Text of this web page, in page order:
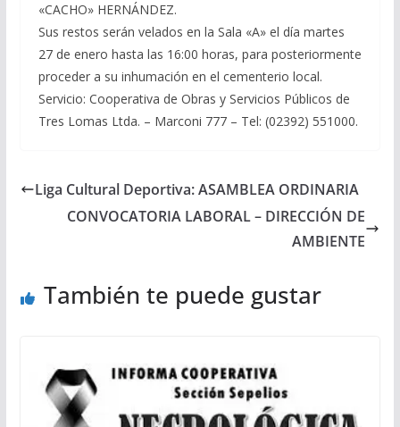
«CACHO» HERNÁNDEZ.
Sus restos serán velados en la Sala «A» el día martes
27 de enero hasta las 16:00 horas, para posteriormente
proceder a su inhumación en el cementerio local.
Servicio: Cooperativa de Obras y Servicios Públicos de
Tres Lomas Ltda. – Marconi 777 – Tel: (02392) 551000.
Liga Cultural Deportiva: ASAMBLEA ORDINARIA
CONVOCATORIA LABORAL – DIRECCIÓN DE
AMBIENTE
También te puede gustar